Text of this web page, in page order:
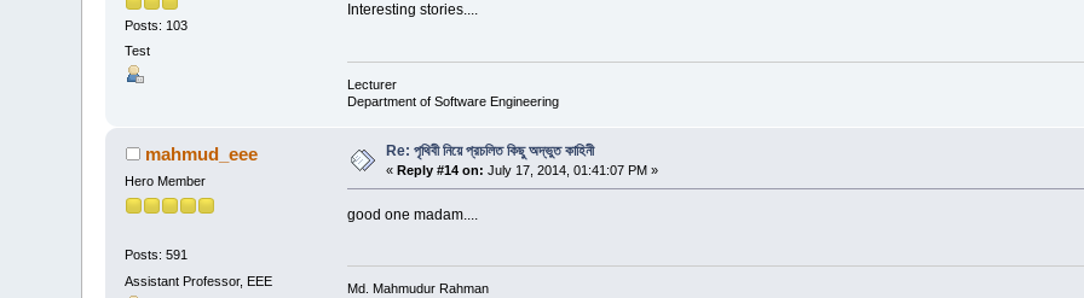
Posts: 103
Test
Interesting stories....
Lecturer
Department of Software Engineering
mahmud_eee
Hero Member
Posts: 591
Assistant Professor, EEE
Re: পৃথিবী নিয়ে প্রচলিত কিছু অদ্ভুত কাহিনী
«Reply #14 on: July 17, 2014, 01:41:07 PM »
good one madam....
Md. Mahmudur Rahman